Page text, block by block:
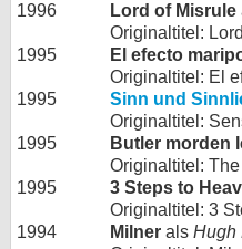
1996
Lord of Misrule
Originaltitel:
1995
El efecto
Originaltitel: El
1995
Sinn und
Originaltitel:
1995
Butler morden
Originaltitel:
1995
3 Steps to
Originaltitel: 3
1994
Milner als Hugh